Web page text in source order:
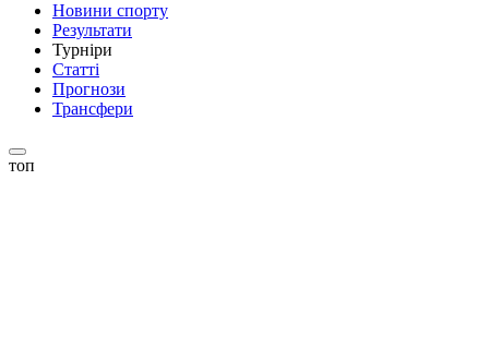
Новини спорту
Результати
Турніри
Статті
Прогнози
Трансфери
топ